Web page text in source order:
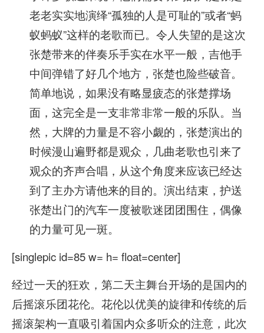
老老实实地演绎“孤独的人是可耻的”或者“蚂
蚁蚂蚁”这样的老歌而已。令人失望的是这次
张楚带来的伴奏乐手实在水平一般，吉他手
中间弹错了好几个地方，张楚也险些破音。
简单地说，如果没有略显疲态的张楚撑场
面，这完全是一支非常非常一般的乐队。当
然，大牌的力量是不容小觑的，张楚演出的
时候漫山遍野都是观众，几曲老歌也引来了
观众的齐声合唱，从这个角度来应该已经达
到了主办方请他来的目的。演出结束，护送
张楚出门的汽车一度被歌迷团团围住，偶像
的力量可见一斑。
[singlepic id=85 w= h= float=center]
经过一天的狂欢，第二天主舞台开场的是国内的
后摇滚乐团花伦。花伦以优美的旋律和传统的后
摇滚架构一直吸引着国内众多听众的注意，此次